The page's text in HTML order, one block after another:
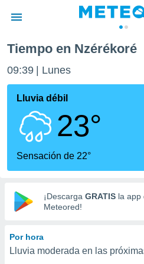
de
ha
para
que se
calidad.
a este
las
y
digital
basada
Tiempo en Nzérékoré
09:39 Lunes
Lluvia débil
23°
Sensación de 22°
¡Descarga GRATIS la app
Meteored!
Por hora
Lluvia moderada en las